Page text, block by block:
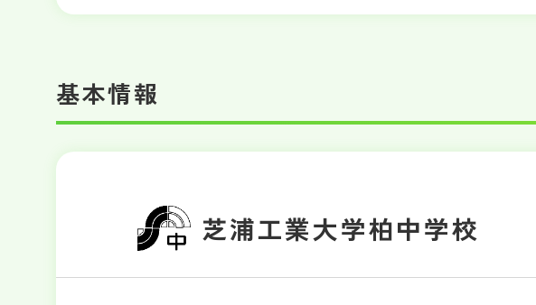
基本情報
芝浦工業大学柏中学校